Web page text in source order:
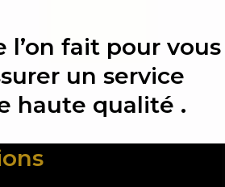
l’on fait pour vous
un service
haute qualité .